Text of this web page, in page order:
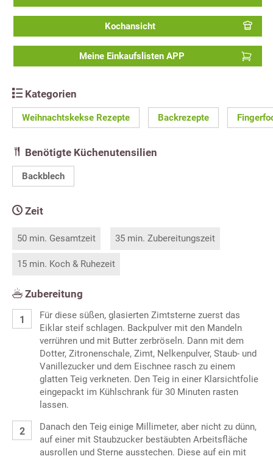
Kochansicht
Meine Einkaufslisten APP
Kategorien
Weihnachtskekse Rezepte Backrezepte
Benötigte Küchenutensilien
Backblech
Zeit
50 min. Gesamtzeit 35 min. Zubereitungszeit
15 min. Koch & Ruhezeit
Zubereitung
Für diese süßen, glasierten Zimtsterne zuerst das
Eiklar steif schlagen. Backpulver mit den Mandeln
verrühren und mit Butter zerbröseln. Dann mit dem
Dotter, Zitronenschale, Zimt, Nelkenpulver, Staub- und
Vanillezucker und dem Eischnee rasch zu einem
glatten Teig verkneten. Den Teig in einer Klarsichtfolie
eingepackt im Kühlschrank für 30 Minuten rasten
lassen.
Danach den Teig einige Millimeter, aber nicht zu dünn,
auf einer mit Staubzucker bestäubten Arbeitsfläche
ausrollen und Sterne ausstechen. Diese auf ein mit